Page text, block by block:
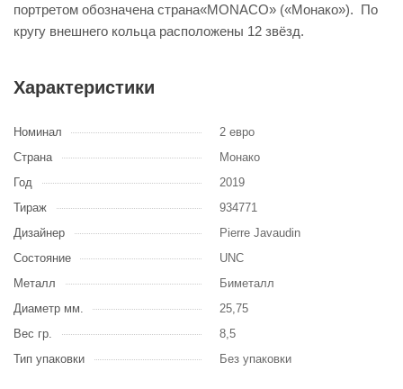
портретом обозначена страна«MONACO» («Монако»). По
кругу внешнего кольца расположены 12 звёзд.
Характеристики
Номинал
2 евро
Страна
Монако
Год
2019
Тираж
934771
Дизайнер
Pierre Javaudin
Состояние
UNC
Металл
Биметалл
Диаметр мм.
25,75
Вес гр.
8,5
Тип упаковки
Без упаковки